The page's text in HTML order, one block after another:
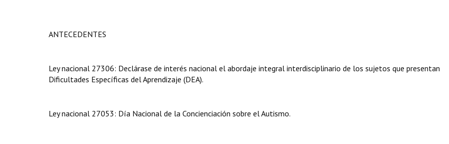
ANTECEDENTES
Ley nacional 27306: Declárase de interés nacional el abordaje integral interdisciplinario de los sujetos que presentan
Dificultades Específicas del Aprendizaje (DEA).
Ley nacional 27053: Día Nacional de la Concienciación sobre el Autismo.